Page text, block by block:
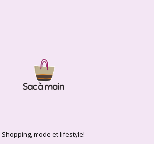
Shopping, mode et lifestyle!